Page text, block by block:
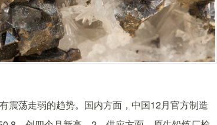
震荡走弱的趋势。国内方面，中国12月官方制造